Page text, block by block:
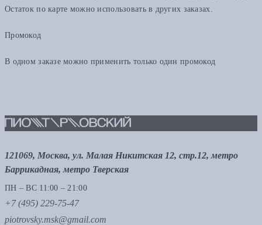
Остаток по карте можно использовать в других заказах.
Промокод
В одном заказе можно применить только один промокод
121069, Москва, ул. Малая Никитская 12, стр.12, метро
Баррикадная, метро Тверская
ПН – ВС 11:00 – 21:00
+7 (495) 229-75-47
piotrovsky.msk@gmail.com